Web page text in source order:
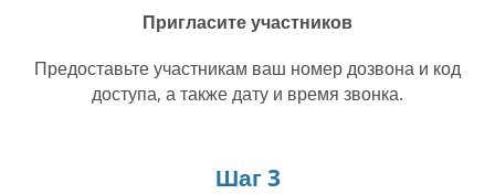
Пригласите участников
Предоставьте участникам ваш номер дозвона и код
доступа, а также дату и время звонка.
Шаг 3